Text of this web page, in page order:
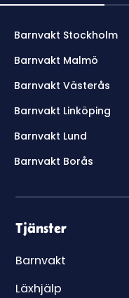
Barnvakt Stockholm
Barnvakt Malmö
Barnvakt Västerås
Barnvakt Linköping
Barnvakt Lund
Barnvakt Borås
Tjänster
Barnvakt
Läxhjälp